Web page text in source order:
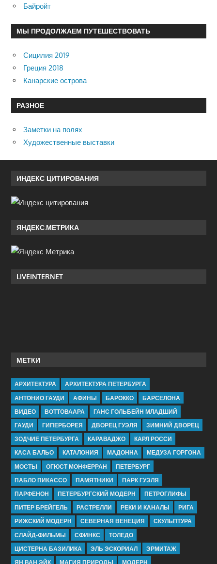
Байройт
МЫ ПРОДОЛЖАЕМ ПУТЕШЕСТВОВАТЬ
Сицилия 2019
Греция 2018
Канарские острова
РАЗНОЕ
Заметки на полях
Художественные выставки
ИНДЕКС ЦИТИРОВАНИЯ
ЯНДЕКС.МЕТРИКА
LIVEINTERNET
МЕТКИ
АРХИТЕКТУРА
АРХИТЕКТУРА ПЕТЕРБУРГА
АНТОНИО ГАУДИ
АФИНЫ БАРОККО
БАРСЕЛОНА
ВИДЕО
ВОТТОВААРА
ГАНС ГОЛЬБЕЙН МЛАДШИЙ
ГАУДИ
ГИПЕРБОРЕЯ ДВОРЕЦ ГУЭЛЯ
ЗИМНИЙ ДВОРЕЦ
ЗОДЧИЕ ПЕТЕРБУРГА
КАРАВАДЖО
КАРЛ РОССИ
КАСА БАЛЬО
КАТАЛОНИЯ МАДОННА
МЕДУЗА ГОРГОНА
МОСТЫ
ОГЮСТ МОНФЕРРАН
ПЕТЕРБУРГ
ПАБЛО ПИКАССО
ПАМЯТНИКИ
ПАРК ГУЭЛЯ
ПАРФЕНОН
ПЕТЕРБУРГСКИЙ МОДЕРН
ПЕТРОГЛИФЫ
ПИТЕР БРЕЙГЕЛЬ
РАСТРЕЛЛИ РЕКИ И КАНАЛЫ
РИГА
РИЖСКИЙ МОДЕРН
СЕВЕРНАЯ ВЕНЕЦИЯ
СКУЛЬПТУРА
СЛАЙД-ФИЛЬМЫ
СФИНКС
ТОЛЕДО
ЦИСТЕРНА БАЗИЛИКА
ЭЛЬ ЭСКОРИАЛ
ЭРМИТАЖ
ЯН ВАН ЭЙК
МАГИЯ ПРИРОДЫ МОДЕРН